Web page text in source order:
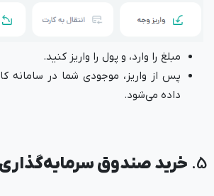
مبلغ را وارد، و پول را واریز کنید.
پس از واریز، موجودی شما در سامانه
داده می‌شود.
5. خرید صندوق سرمایه‌گذاری